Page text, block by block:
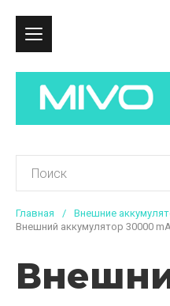
Главная / Внешние
Внешний аккумулятор 30000